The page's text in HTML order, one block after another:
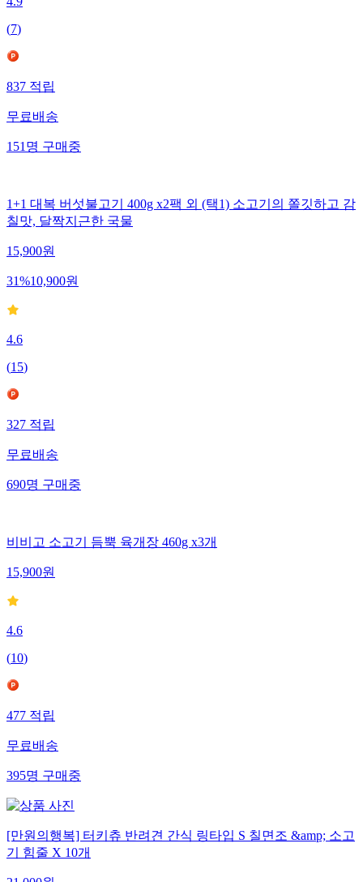
4.9
(7)
837적립
무료배송
151명구매중
1+1 대복 버섯불고기 400g x2팩 외 (택1) 소고기의 쫄깃하고 감
칠맛, 달짝지근한 국물
15,900원
31%10,900원
4.6
(15)
327적립
무료배송
690명구매중
비비고 소고기 듬뿍 육개장 460g x3개
15,900원
4.6
(10)
477적립
무료배송
395명구매중
[만원의행복] 터키츄 반려견 간식 링타입 S 칠면조 &amp; 소고
기 힘줄 X 10개